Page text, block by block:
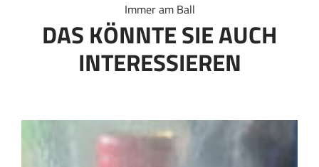
Immer am Ball
DAS KÖNNTE SIE AUCH
INTERESSIEREN